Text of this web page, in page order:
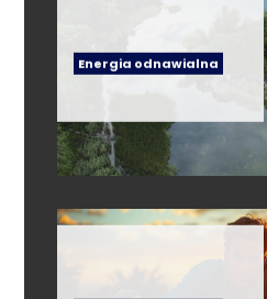
Energia odnawialna